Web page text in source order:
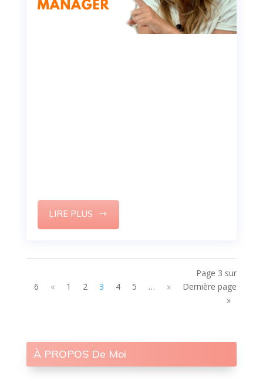
LIRE PLUS
Page 3 sur
6
« 1 2 3 4 5 … »
Dernière page
»
À PROPOS De Moi